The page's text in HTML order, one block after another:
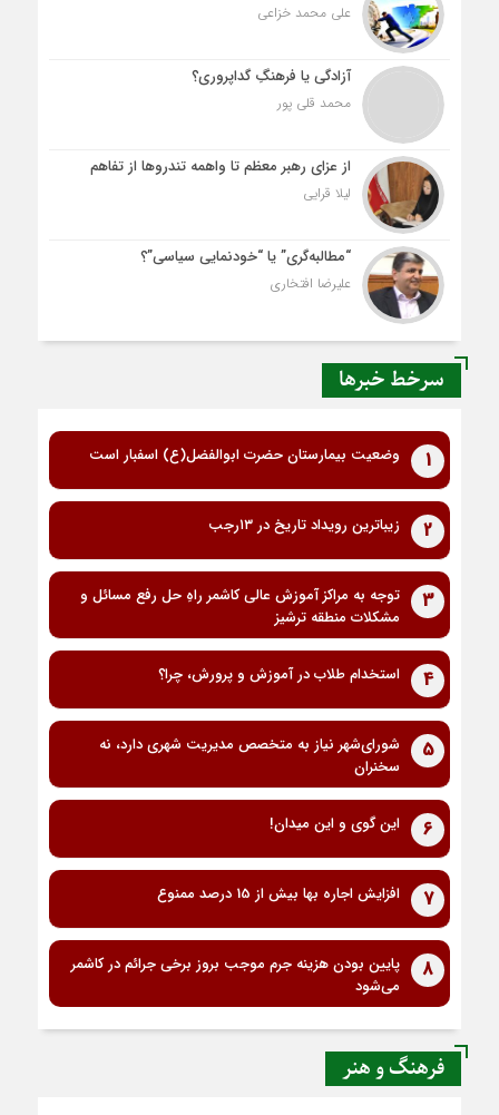
علی محمد خزاعی
آزادگی یا فرهنگِ گداپروری؟
محمد قلی پور
از عزای رهبر معظم تا واهمه تندروها از تفاهم
لیلا قرایی
“مطالبه‌گری” یا “خودنمایی سیاسی”؟
علیرضا افتخاری
سرخط خبرها
1 وضعیت بیمارستان حضرت ابوالفضل(ع) اسفبار است
2 زیباترین رویداد تاریخ در ۱۳رجب
3
توجه به مراکز آموزش عالی کاشمر راهِ حل رفع مسائل و
مشکلات منطقه ترشیز
4 استخدام طلاب در آموزش و پرورش، چرا؟
5
شورای‌شهر نیاز به متخصص مدیریت شهری دارد، نه
سخنران
6 این گوی و این میدان!
7 افزایش اجاره بها بیش از 15 درصد ممنوع
8
پایین بودن هزینه جرم موجب بروز برخی جرائم در کاشمر
می‌شود
فرهنگ و هنر